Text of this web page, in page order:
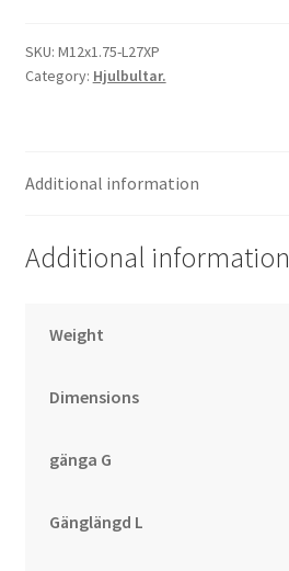
SKU: M12x1.75-L27XP
Category: Hjulbultar.
Additional information
Additional information
Weight
Dimensions
gänga G
Gänglängd L